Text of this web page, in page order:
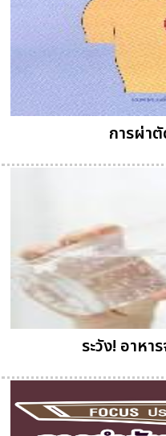
การผ่า
ระวัง! อาหา